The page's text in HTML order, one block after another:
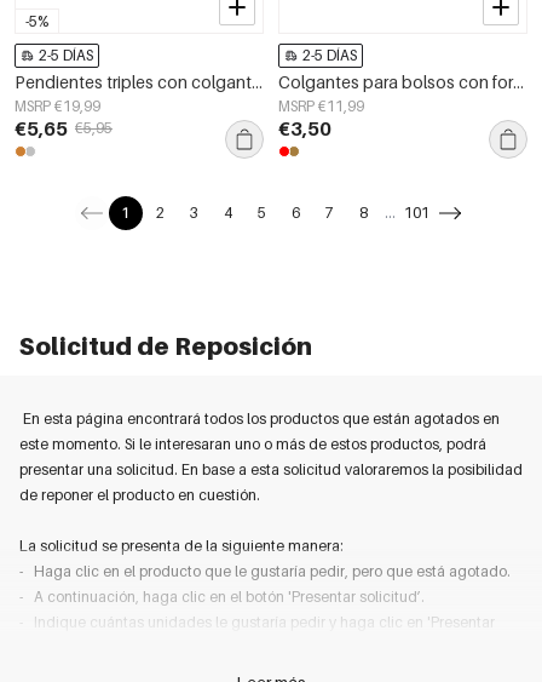
-5%
2-5 DÍAS
Pendientes triples con colgantes florales
MSRP €19,99
€5,65 €5,95
2-5 DÍAS
Colgantes para bolsos con forma de corazón, sencillos, de piel sintética, accesorios diarios.
MSRP €11,99
€3,50
1 2 3 4 5 6 7 8 ... 101
Solicitud de Reposición
En esta página encontrará todos los productos que están agotados en
este momento. Si le interesaran uno o más de estos productos, podrá
presentar una solicitud. En base a esta solicitud valoraremos la posibilidad
de reponer el producto en cuestión.
La solicitud se presenta de la siguiente manera:
-
Haga clic en el producto que le gustaría pedir, pero que está agotado.
- A continuación, haga clic en el botón 'Presentar solicitud’.
Indique cuántas unidades le gustaría pedir y haga clic en 'Presentar